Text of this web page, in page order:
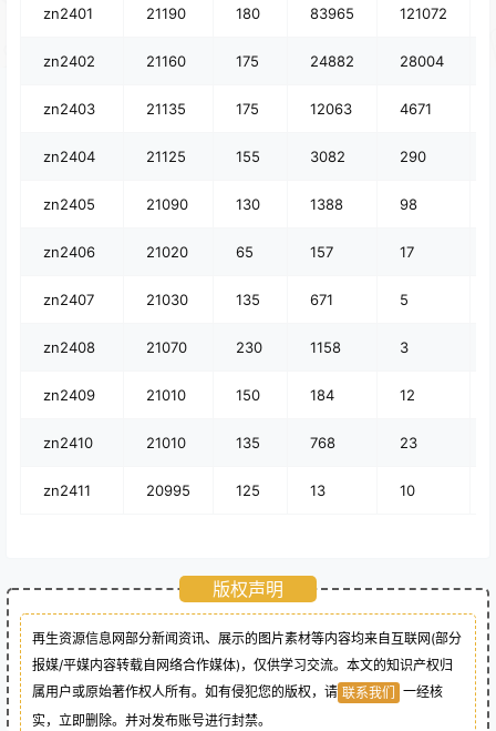
zn2401 21190 180 83965 121072
zn2402 21160 175 24882 28004
zn2403 21135 175 12063 4671
zn2404 21125 155 3082 290
zn2405 21090 130 1388 98
zn2406 21020 65 157 17
zn2407 21030 135 671 5
zn2408 21070 230 1158 3
zn2409 21010 150 184 12
zn2410 21010 135 768 23
zn2411 20995 125 13 10
版权声明
再生资源信息网部分新闻资讯、展示的图片素材等内容均来自互联网(部分
报媒/平媒内容转载自网络合作媒体)，仅供学习交流。本文的知识产权归
属用户或原始著作权人所有。如有侵犯您的版权，请 联系我们
一经核
实，立即删除。并对发布账号进行封禁。